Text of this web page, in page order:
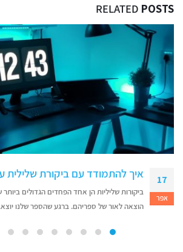
RELATED POSTS
17
אפר
איך להתמודד עם ביקורת
ביקורות שליליות הן אחד הפחדים הגדולים
הוצאה לאור של ספריהם. ברגע שהספר שלנו